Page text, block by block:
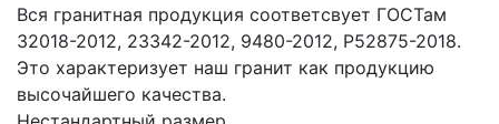
Вся гранитная продукция соответсвует ГОСТам
32018-2012, 23342-2012, 9480-2012, Р52875-2018.
Это характеризует наш гранит как продукцию
высочайшего качества.